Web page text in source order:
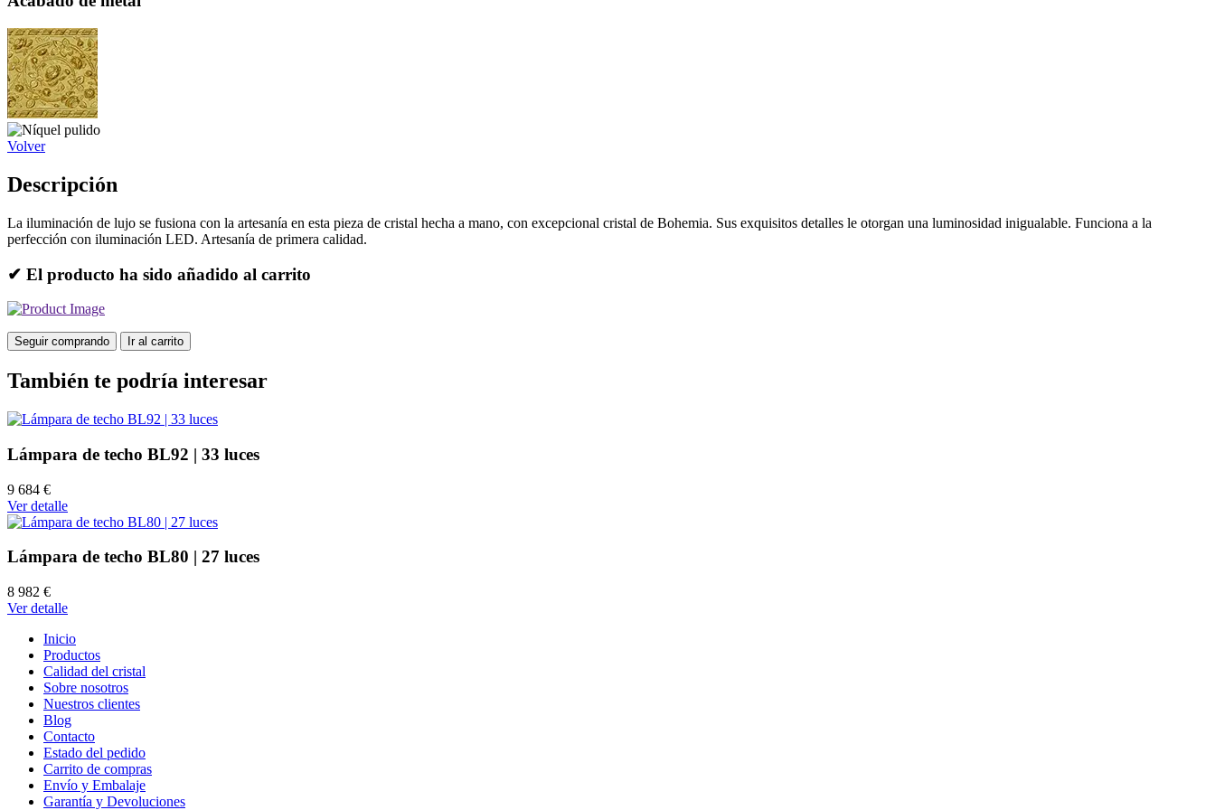
Volver
Descripción
La iluminación de lujo se fusiona con la artesanía en esta pieza de cristal hecha a mano, con excepcional cristal de Bohemia. Sus exquisitos detalles le otorgan una luminosidad inigualable. Funciona a la
perfección con iluminación LED. Artesanía de primera calidad.
✔ El producto ha sido añadido al carrito
Seguir comprando Ir al carrito
También te podría interesar
Lámpara de techo BL92 | 33 luces
9 684 €
Ver detalle
Lámpara de techo BL80 | 27 luces
8 982 €
Ver detalle
Inicio
Productos
Calidad del cristal
Sobre nosotros
Nuestros clientes
Blog
Contacto
Estado del pedido
Carrito de compras
Envío y Embalaje
Garantía y Devoluciones